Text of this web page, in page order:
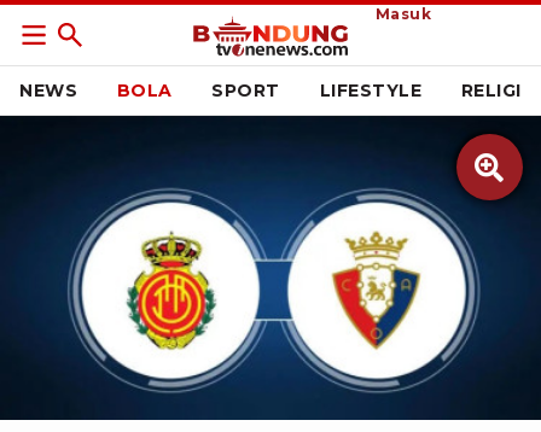
Masuk
NEWS BOLA SPORT LIFESTYLE RELIGI

Istimewa